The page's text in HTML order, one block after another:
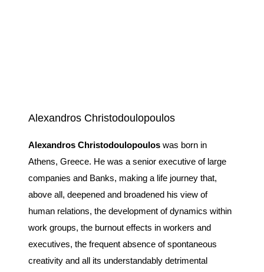
Alexandros Christodoulopoulos
Alexandros Christodoulopouloswas born in
Athens, Greece. He was a senior executive of large
companies and Banks, making a life journey that,
above all, deepened and broadened his view of
human relations, the development of dynamics within
work groups, the burnout effects in workers and
executives, the frequent absence of spontaneous
creativity and all its understandably detrimental